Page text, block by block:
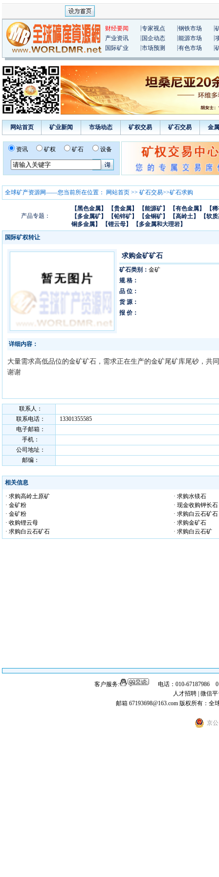
财经要闻 专家视点 钢铁市场
产业资讯
国企动态 能源市场
国际矿业
市场预测 有色市场
网站首页 矿业新闻 市场动态 矿权交易 矿石交易 金
资讯 矿权 矿石 设备
全球矿产资源网——您当前所在位置： 网站首页 >> 矿石交易>>矿石求购
产品专题：
【黑色金属】 【贵金属】 【能源矿】 【有色金属】
【
【多金属矿】
【铅锌矿】 【金铜矿】 【高岭土】
【软
铜多金属】
【锂云母】
【多金属和大理岩】
国际矿权转让
求购金矿矿石
矿石类别： 金矿
规 格：
品 位：
货 源：
报 价：
详细内容：
大量需求高低品位的金矿矿石，需求正在生产的金矿尾矿库尾砂，共
谢谢
联系人：
联系电话：
13301355585
电子邮箱：
手机：
公司地址：
邮编：
相关信息
· 求购高岭土原矿
· 求购水镁石
· 金矿粉
· 现金收购钾长石
· 金矿粉
· 求购白云石矿石
· 收购锂云母
· 求购金矿石
· 求购白云石矿石
· 求购白云石矿
客户服务:
电话：010-67187986
人才招聘 微信
邮箱 67193698@163.com 版权所有：全
京公